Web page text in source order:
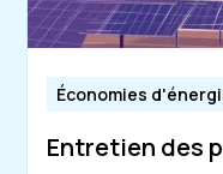
Économies
Entretien des